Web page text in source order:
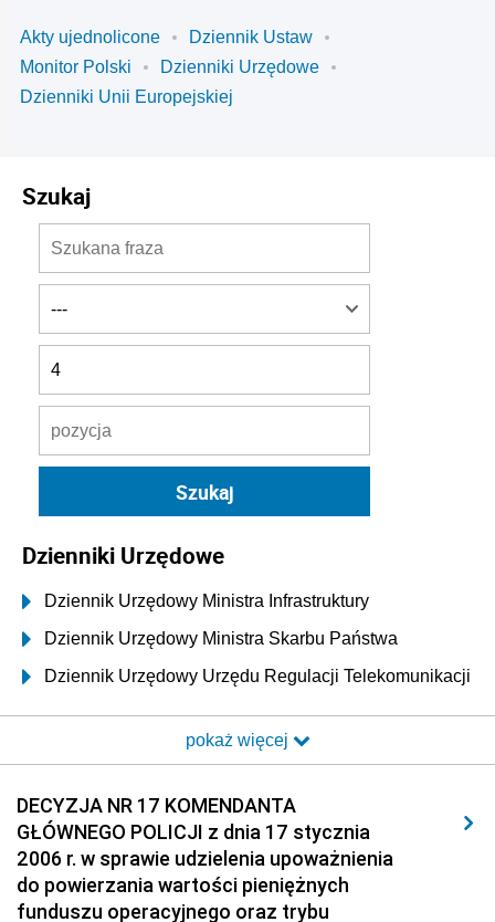
Akty ujednolicone
Dziennik Ustaw
Monitor Polski
Dzienniki Urzędowe
Dzienniki Unii Europejskiej
Szukaj
Dzienniki Urzędowe
Dziennik Urzędowy Ministra Infrastruktury
Dziennik Urzędowy Ministra Skarbu Państwa
Dziennik Urzędowy Urzędu Regulacji Telekomunikacji
Dziennik Urzędowy Ministra Transportu i Budownictwa
Elektronicznej
Dziennik Urzędowy Ministra Spraw Wewnętrznych i
Administracji
Dziennik Urzędowy Ministra Transportu
pokaż więcej
DECYZJA NR 17 KOMENDANTA
GŁÓWNEGO POLICJI z dnia 17 stycznia
2006 r. w sprawie udzielenia upoważnienia
do powierzania wartości pieniężnych
funduszu operacyjnego oraz trybu